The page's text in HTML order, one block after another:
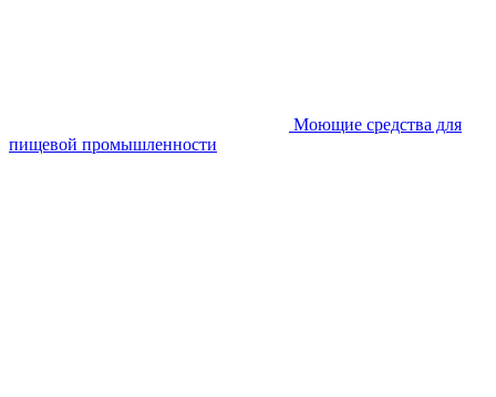
Моющие средства для
пищевой промышленности